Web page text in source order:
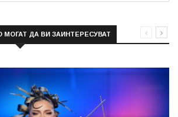
МОГАТ ДА ВИ ЗАИНТЕРЕСУВАТ